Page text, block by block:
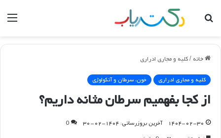
جستجو
خانه /کلیه و مجاری ادراری
کلیه و مجاری ادراری خون، سرطان و آنکولوژی
از کجا بفهمیم سرطان مثانه داریم؟
۱۴۰۴-۰۲-۳۰ آخرین بروزرسانی: ۱۴۰۴-۰۲-۳۰
0